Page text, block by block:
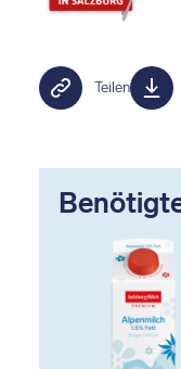
Teilen